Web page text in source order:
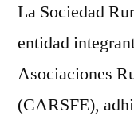
La Sociedad
entidad
Asociaciones
(CARSFE),